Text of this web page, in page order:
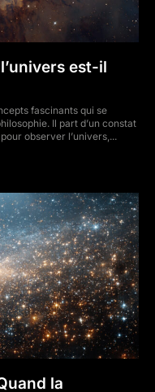
est-il
fascinants qui se
Il part d’un constat
observer l’univers,...
la